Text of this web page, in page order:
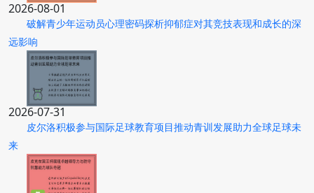
2026-08-01
破解青少年运动员心理密码探析抑郁症对其竞技表现和成长的深
远影响
2026-07-31
皮尔洛积极参与国际足球教育项目推动青训发展助力全球足球未
来